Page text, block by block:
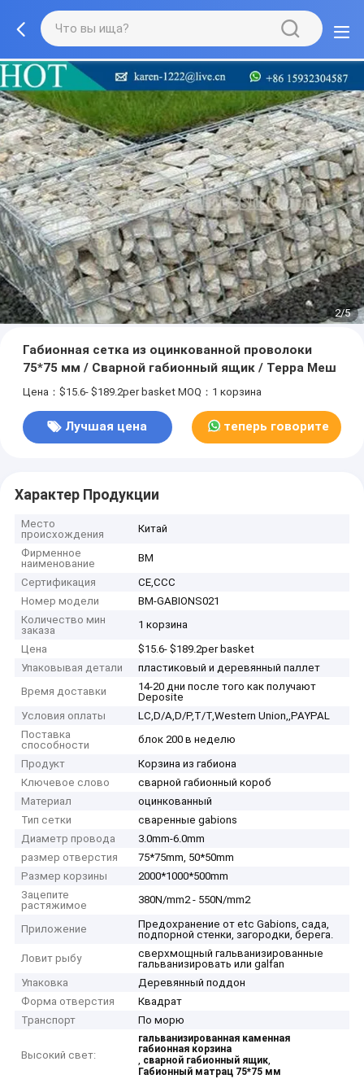
2/5
Габионная сетка из оцинкованной проволоки
75*75 мм / Сварной габионный ящик / Терра Меш
Цена：$15.6- $189.2per basket MOQ：1 корзина
Лучшая цена теперь говорите
Характер Продукции
Место
происхождения
Китай
Фирменное
наименование
BM
Сертификация
CE,CCC
Номер модели
BM-GABIONS021
Количество мин
заказа
1 корзина
Цена
$15.6- $189.2per basket
Упаковывая детали
пластиковый и деревянный паллет
Время доставки
14-20 дни после того как получают
Deposite
Условия оплаты
LC,D/A,D/P,T/T,Western Union,,PAYPAL
Поставка
способности
блок 200 в неделю
Продукт
Корзина из габиона
Ключевое слово
сварной габионный короб
Материал
оцинкованный
Тип сетки
сваренные gabions
Диаметр провода
3.0mm-6.0mm
размер отверстия
75*75mm, 50*50mm
Размер корзины
2000*1000*500mm
Зацепите
растяжимое
380N/mm2 - 550N/mm2
Приложение
Предохранение от etc Gabions, сада,
подпорной стенки, загородки, берега.
Ловит рыбу
сверхмощный гальванизированные
гальванизировать или galfan
Упаковка
Деревянный поддон
Форма отверстия
Квадрат
Транспорт
По морю
Высокий свет:
гальванизированная каменная
габионная корзина
, сварной габионный ящик,
Габионный матрац 75*75 мм